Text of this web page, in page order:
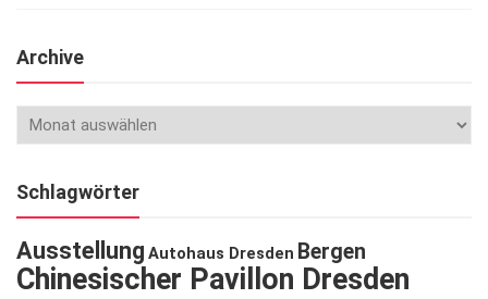
Archive
Schlagwörter
Ausstellung Autohaus Dresden Bergen
Chinesischer Pavillon Dresden